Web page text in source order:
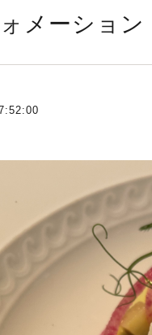
メーション